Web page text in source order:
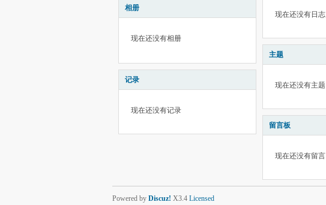
相册
现在还没有相册
记录
现在还没有记录
现在还没有日志
主题
现在还没有主题
留言板
现在还没有留言
Powered by Discuz! X3.4 Licensed